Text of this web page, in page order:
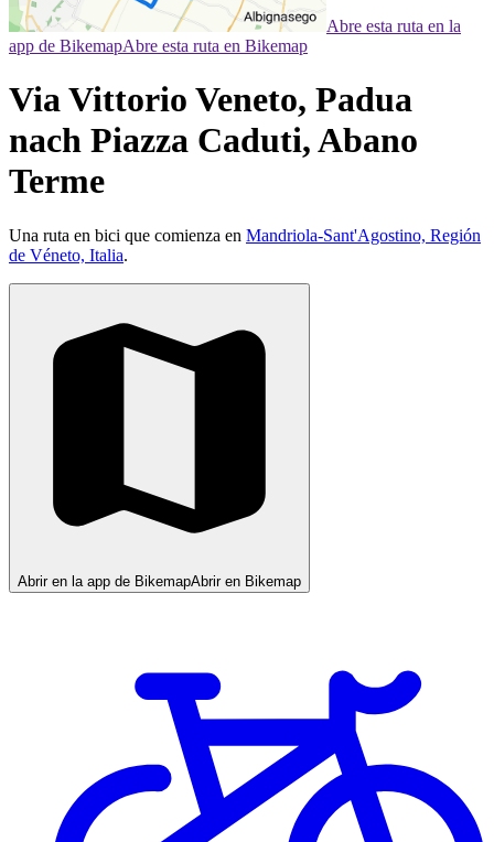
Abre esta ruta en la
app de BikemapAbre esta ruta en Bikemap
Via Vittorio Veneto, Padua
nach Piazza Caduti, Abano
Terme
Una ruta en bici que comienza en Mandriola-Sant'Agostino, Región
de Véneto, Italia.
Abrir en la app de BikemapAbrir en Bikemap